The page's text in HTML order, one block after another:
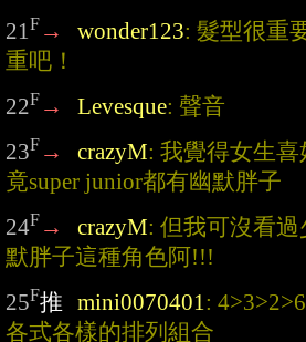
21F → wonder123: 髮型很重
重吧！
22F → Levesque: 聲音
23F → crazyM: 我覺得女生
竟super junior都有幽默胖子
24F → crazyM: 但我可沒看
默胖子這種角色阿!!!
25F推 mini0070401:
各式各樣的排列組合